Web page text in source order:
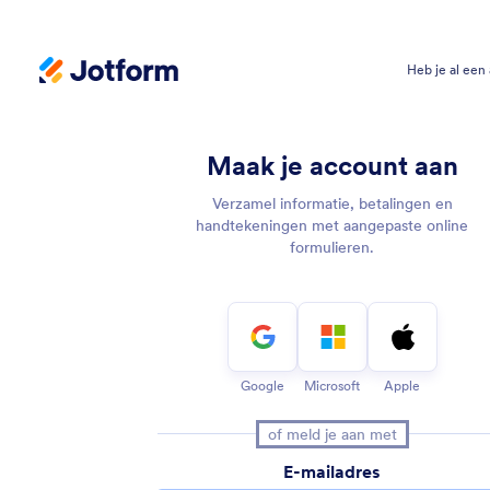
Heb je al een
Maak je account aan
Verzamel informatie, betalingen en
handtekeningen met aangepaste online
formulieren.
Google Microsoft Apple
of meld je aan met
E-mailadres